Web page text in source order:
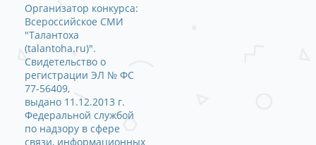
Организатор конкурса:
Всероссийское СМИ
"Талантоха
(talantoha.ru)".
Свидетельство о
регистрации ЭЛ № ФС
77-56409,
выдано 11.12.2013 г.
Федеральной службой
по надзору в сфере
связи, информационных